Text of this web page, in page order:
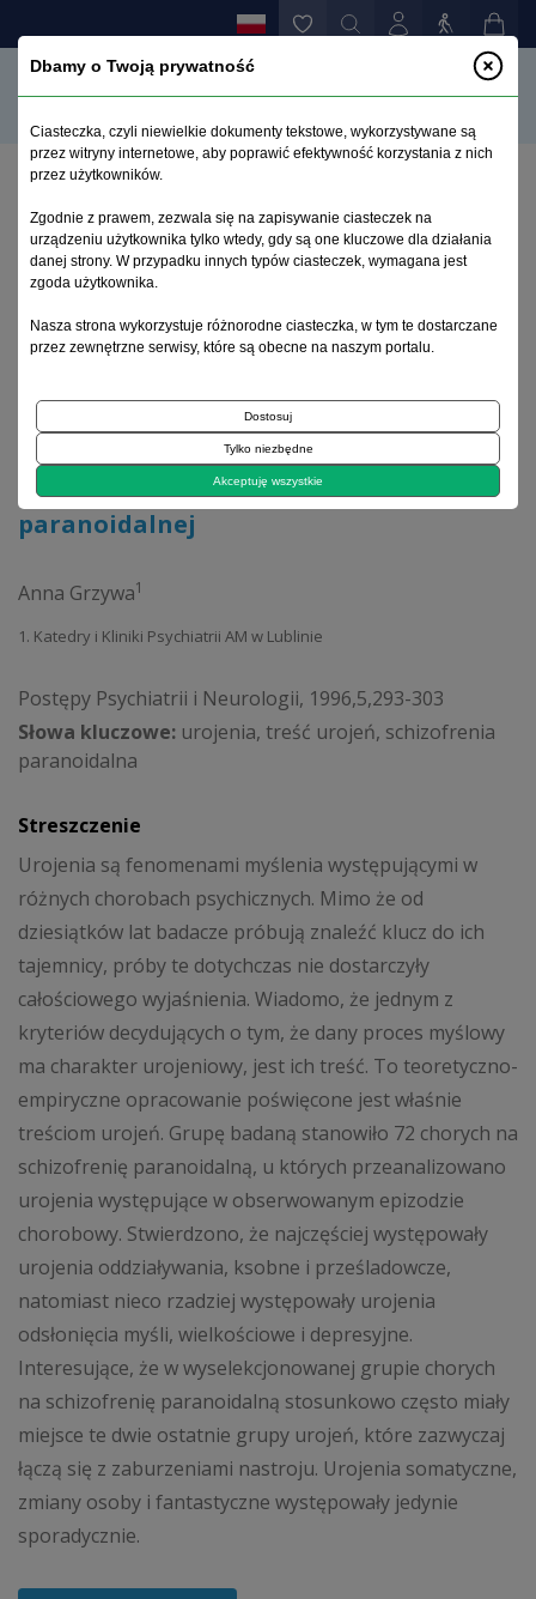
Treści urojeń w schizofrenii paranoidalnej
Archiwum 1992–2014
Treści urojeń w schizofrenii
paranoidalnej
Anna Grzywa1
1. Katedry i Kliniki Psychiatrii AM w Lublinie
Postępy Psychiatrii i Neurologii, 1996,5,293-303
Słowa kluczowe: urojenia, treść urojeń, schizofrenia
paranoidalna
Streszczenie
Urojenia są fenomenami myślenia występującymi w
różnych chorobach psychicznych. Mimo że od
dziesiątków lat badacze próbują znaleźć klucz do ich
tajemnicy, próby te dotychczas nie dostarczyły
całościowego wyjaśnienia. Wiadomo, że jednym z
kryteriów decydujących o tym, że dany proces myślowy
ma charakter urojeniowy, jest ich treść. To teoretyczno-
empiryczne opracowanie poświęcone jest właśnie
treściom urojeń. Grupę badaną stanowiło 72 chorych na
schizofrenię paranoidalną, u których przeanalizowano
urojenia występujące w obserwowanym epizodzie
chorobowy. Stwierdzono, że najczęściej występowały
urojenia oddziaływania, ksobne i prześladowcze,
natomiast nieco rzadziej występowały urojenia
odsłonięcia myśli, wielkościowe i depresyjne.
Interesujące, że w wyselekcjonowanej grupie chorych
na schizofrenię paranoidalną stosunkowo często miały
miejsce te dwie ostatnie grupy urojeń, które zazwyczaj
łączą się z zaburzeniami nastroju. Urojenia somatyczne,
zmiany osoby i fantastyczne występowały jedynie
sporadycznie.
Dbamy o Twoją prywatność
Ciasteczka, czyli niewielkie dokumenty tekstowe, wykorzystywane są
przez witryny internetowe, aby poprawić efektywność korzystania z nich
przez użytkowników.
Zgodnie z prawem, zezwala się na zapisywanie ciasteczek na
urządzeniu użytkownika tylko wtedy, gdy są one kluczowe dla działania
danej strony. W przypadku innych typów ciasteczek, wymagana jest
zgoda użytkownika.
Nasza strona wykorzystuje różnorodne ciasteczka, w tym te dostarczane
przez zewnętrzne serwisy, które są obecne na naszym portalu.
Dostosuj
Tylko niezbędne
Akceptuję wszystkie